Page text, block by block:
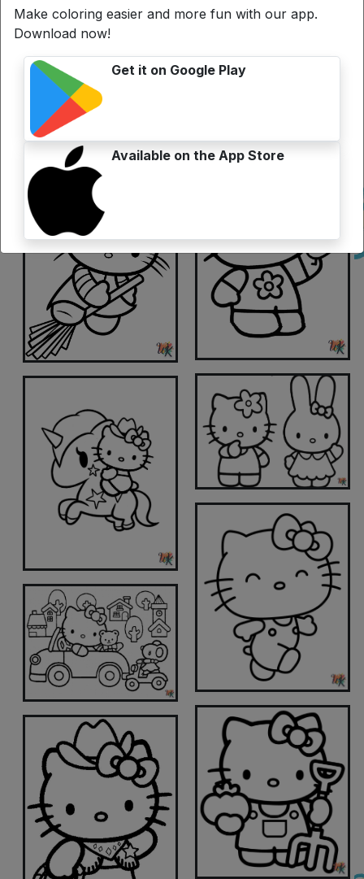
Make coloring easier and more fun with our app.
Download now!
Get it on Google Play
Available on the App Store